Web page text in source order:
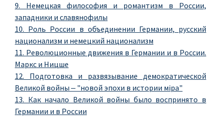
9. Немецкая философия и романтизм в России,
западники и славянофилы
10. Роль России в объединении Германии, русский
национализм и немецкий национализм
11. Революционные движения в Германии и в России.
Маркс и Ницше
12. Подготовка и развязывание демократической
Великой войны ‒ "новой эпохи в истории мiра"
13. Как начало Великой войны было воспринято в
Германии и в России